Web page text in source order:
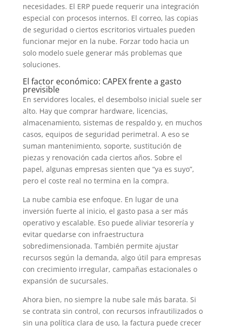
necesidades. El ERP puede requerir una integración
especial con procesos internos. El correo, las copias
de seguridad o ciertos escritorios virtuales pueden
funcionar mejor en la nube. Forzar todo hacia un
solo modelo suele generar más problemas que
soluciones.
El factor económico: CAPEX frente a gasto
previsible
En servidores locales, el desembolso inicial suele ser
alto. Hay que comprar hardware, licencias,
almacenamiento, sistemas de respaldo y, en muchos
casos, equipos de seguridad perimetral. A eso se
suman mantenimiento, soporte, sustitución de
piezas y renovación cada ciertos años. Sobre el
papel, algunas empresas sienten que “ya es suyo”,
pero el coste real no termina en la compra.
La nube cambia ese enfoque. En lugar de una
inversión fuerte al inicio, el gasto pasa a ser más
operativo y escalable. Eso puede aliviar tesorería y
evitar quedarse con infraestructura
sobredimensionada. También permite ajustar
recursos según la demanda, algo útil para empresas
con crecimiento irregular, campañas estacionales o
expansión de sucursales.
Ahora bien, no siempre la nube sale más barata. Si
se contrata sin control, con recursos infrautilizados o
sin una política clara de uso, la factura puede crecer